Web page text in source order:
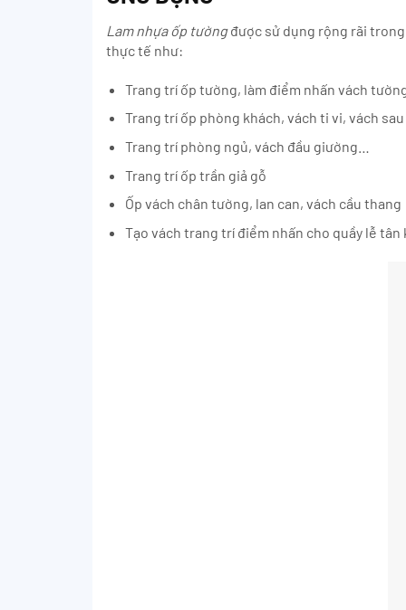
Lam nhựa ốp tườngđược sử dụng rộng rãi
thực tế như:
Trang trí ốp tường, làm điểm nhấn vách
Trang trí ốp phòng khách, vách ti vi, vách
Trang trí phòng ngủ, vách đầu giường…
Trang trí ốp trần giả gỗ
Ốp vách chân tường, lan can, vách cầu thang
Tạo vách trang trí điểm nhấn cho quầy lễ